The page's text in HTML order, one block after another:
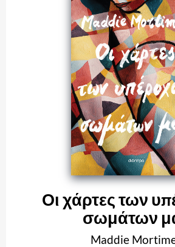
Οι χάρτες των
σωμάτων
Maddie